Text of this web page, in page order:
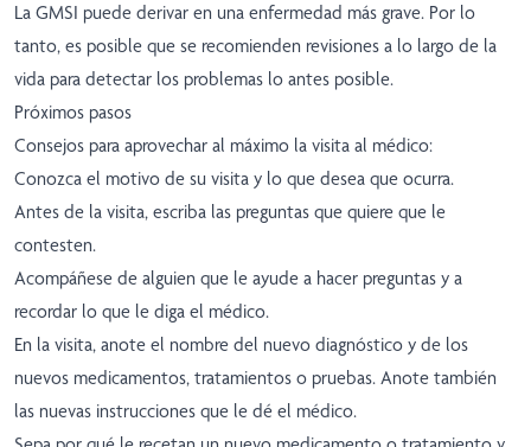
La GMSI puede derivar en una enfermedad más grave. Por lo
tanto, es posible que se recomienden revisiones a lo largo de la
vida para detectar los problemas lo antes posible.
Próximos pasos
Consejos para aprovechar al máximo la visita al médico:
Conozca el motivo de su visita y lo que desea que ocurra.
Antes de la visita, escriba las preguntas que quiere que le
contesten.
Acompáñese de alguien que le ayude a hacer preguntas y a
recordar lo que le diga el médico.
En la visita, anote el nombre del nuevo diagnóstico y de los
nuevos medicamentos, tratamientos o pruebas. Anote también
las nuevas instrucciones que le dé el médico.